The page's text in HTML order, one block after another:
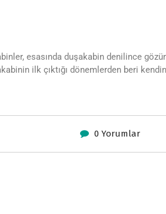
esasında duşakabin denilince
ilk çıktığı dönemlerden beri
0 Yorumlar